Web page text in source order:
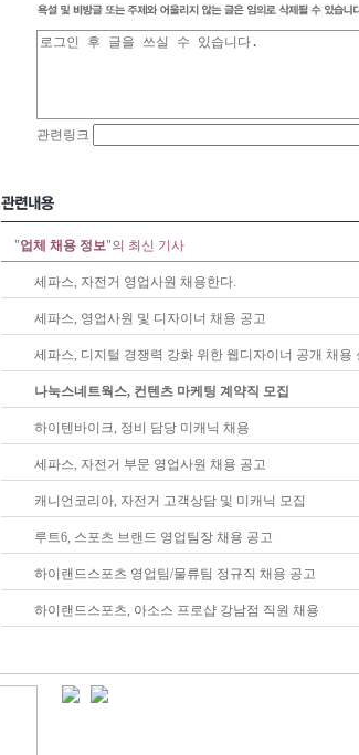
"업체 채용 정보"의 최신 기사
세파스, 자전거 영업사원 채용한다.
세파스, 영업사원 및 디자이너 채용 공고
세파스, 디지털 경쟁력 강화 위한 웹디자이너 공개 채용
나눅스네트웍스, 컨텐츠 마케팅 계약직 모집
하이텐바이크, 정비 담당 미캐닉 채용
세파스, 자전거 부문 영업사원 채용 공고
캐니언코리아, 자전거 고객상담 및 미캐닉 모집
루트6, 스포츠 브랜드 영업팀장 채용 공고
하이랜드스포츠 영업팀/물류팀 정규직 채용 공고
하이랜드스포츠, 아소스 프로샵 강남점 직원 채용